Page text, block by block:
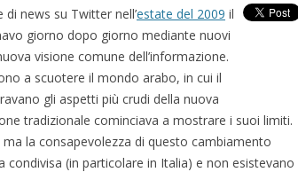
di news su Twitter nell’estate del 2009 il
giorno dopo giorno mediante nuovi
visione comune dell’informazione.
a scuotere il mondo arabo, in cui il
gli aspetti più crudi della nuova
tradizionale cominciava a mostrare i suoi limiti.
la consapevolezza di questo cambiamento
condivisa (in particolare in Italia) e non esistevano